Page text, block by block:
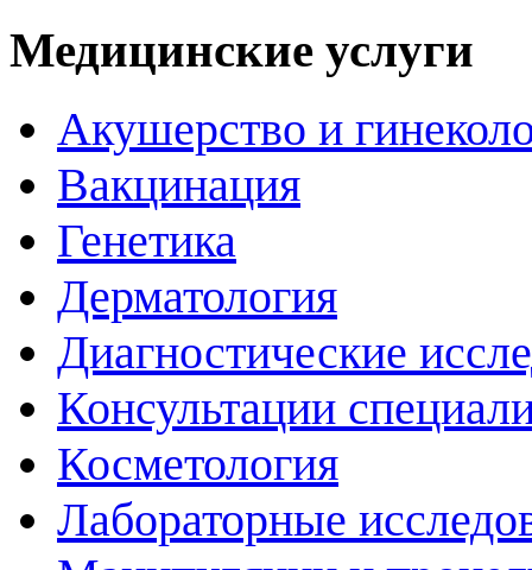
Медицинские услуги
Акушерство и
Вакцинация
Генетика
Дерматология
Диагностические
Консультации
Косметология
Лабораторные